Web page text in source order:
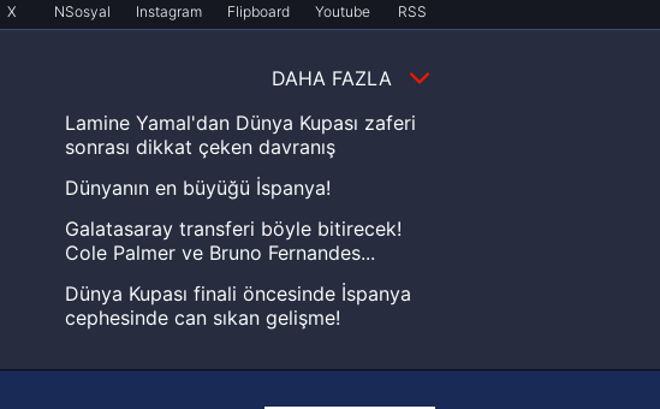
X NSosyal Instagram Flipboard Youtube RSS
DAHA FAZLA
Lamine Yamal'dan Dünya Kupası zaferi
sonrası dikkat çeken davranış
Dünyanın en büyüğü İspanya!
Galatasaray transferi böyle bitirecek!
Cole Palmer ve Bruno Fernandes...
Dünya Kupası finali öncesinde İspanya
cephesinde can sıkan gelişme!